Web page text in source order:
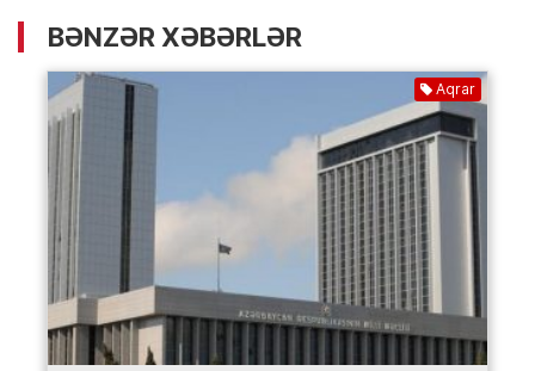
BƏNZƏR XƏBƏRLƏR
Aqrar